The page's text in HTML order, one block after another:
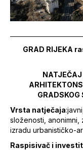
GRAD RIJEKA
GRADSKOG
Vrsta natječaja
složenosti,
izradu urbanističko-
Raspisivač i